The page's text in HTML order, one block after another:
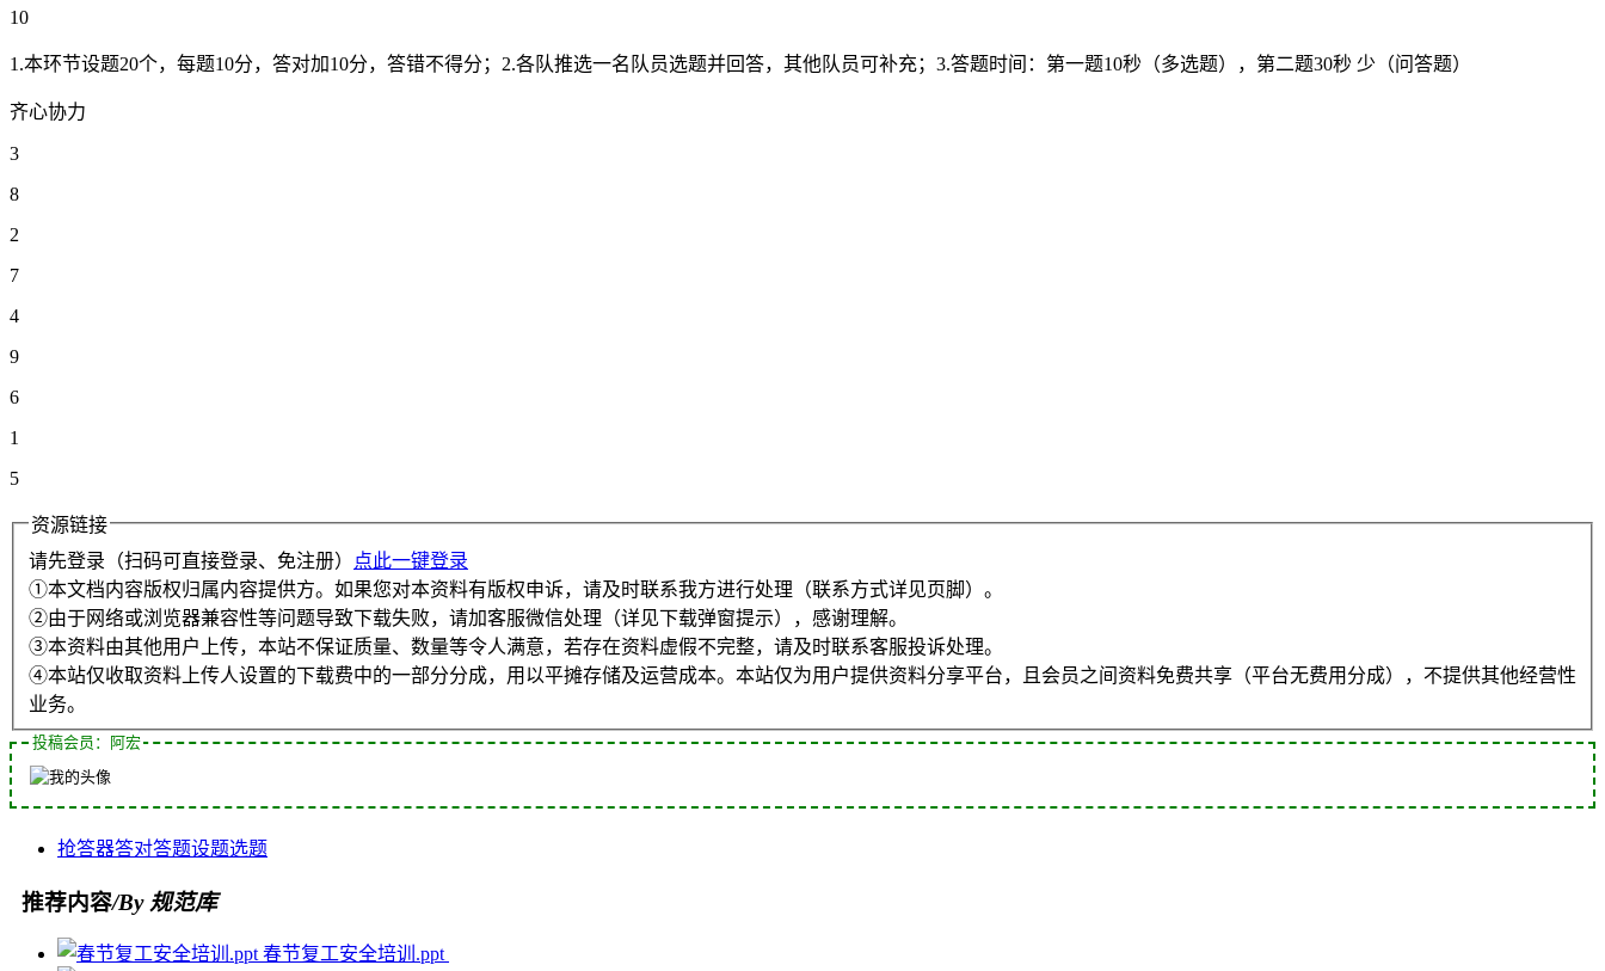
10
1.本环节设题20个，每题10分，答对加10分，答错不得分；2.各队推选一名队员选题并回答，其他队员可补充；3.答题时间：第一题10秒（多选题），第二题30秒 少（问答题）
齐心协力
3
8
2
7
4
9
6
1
5
资源链接
请先登录（扫码可直接登录、免注册）
点此一键登录
①本文档内容版权归属内容提供方。如果您对本资料有版权申诉，请及时联系我方进行处理（联系方式详见页脚）。
②由于网络或浏览器兼容性等问题导致下载失败，请加客服微信处理（详见下载弹窗提示），感谢理解。
③本资料由其他用户上传，本站不保证质量、数量等令人满意，若存在资料虚假不完整，请及时联系客服投诉处理。
④本站仅收取资料上传人设置的下载费中的一部分分成，用以平摊存储及运营成本。本站仅为用户提供资料分享平台，且会员之间资料免费共享（平台无费用分成），不提供其他经营性
业务。
投稿会员：阿宏
抢答器答对答题设题选题
推荐内容/By 规范库
春节复工安全培训.ppt